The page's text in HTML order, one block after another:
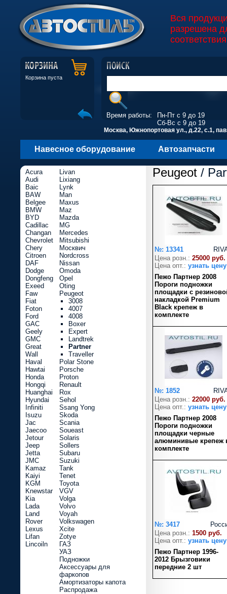
Вся
разрешена
Корзина пуста
Время работы:
Пн-Пт с 9 до 19
Сб-Вс с 9 до 19
Москва, Южнопортовая ул., д.22, с.1,
Навесное оборудование Автозапчасти
Peugeot /
№: 13341
Цена розн.: 25000 руб.
Цена опт.: узнать цену
Пежо Партнер 2008
Пороги подножки
площадки с
накладкой Premium
Black крепеж в
комплекте
№: 1852
Цена розн.: 22000 руб.
Цена опт.: узнать цену
Пежо Партнер 2008
Пороги подножки
площадки черные
алюминивые крепеж
комплекте
№: 3417
Цена розн.: 1500 руб.
Цена опт.: узнать цену
Пежо Партнер 1996-
2012 Брызговики
передние 2 шт
Acura
Audi
Baic
BAW
Belgee
BMW
BYD
Cadillac
Changan
Chevrolet
Chery
Citroen
DAF
Dodge
Dongfeng
Exeed
Faw
Fiat
Foton
Ford
GAC
Geely
GMC
Great
Wall
Haval
Hawtai
Honda
Hongqi
Huanghai
Hyundai
Infiniti
Isuzu
Jac
Jaecoo
Jetour
Jeep
Jetta
JMC
Kamaz
Kaiyi
KGM
Knewstar
Kia
Lada
Land
Rover
Lexus
Lifan
Lincoiln
Livan
Lixiang
Lynk
Man
Maxus
Maz
Mazda
MG
Mercedes
Mitsubishi
Москвич
Nordcross
Nissan
Omoda
Opel
Oting
Peugeot
3008
4007
4008
Boxer
Expert
Landtrek
Partner
Traveller
Polar Stone
Porsche
Proton
Renault
Rox
Sehol
Ssang Yong
Skoda
Scania
Soueast
Solaris
Sollers
Subaru
Suzuki
Tank
Tenet
Toyota
VGV
Volga
Volvo
Voyah
Volkswagen
Xcite
Zotye
ГАЗ
УАЗ
Подножки
Аксессуары для
фаркопов
Амортизаторы капота
Распродажа